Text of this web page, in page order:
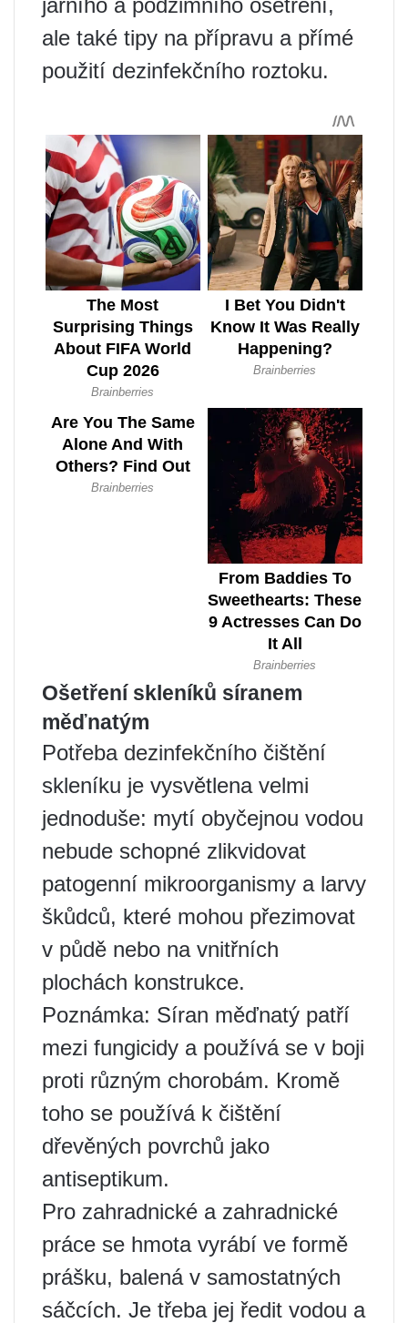
ale také tipy na přípravu a přímé
použití dezinfekčního roztoku.
Ošetření skleníků síranem
měďnatým
Potřeba dezinfekčního čištění
skleníku je vysvětlena velmi
jednoduše: mytí obyčejnou vodou
nebude schopné zlikvidovat
patogenní mikroorganismy a larvy
škůdců, které mohou přezimovat
v půdě nebo na vnitřních
plochách konstrukce.
Poznámka: Síran měďnatý patří
mezi fungicidy a používá se v boji
proti různým chorobám. Kromě
toho se používá k čištění
dřevěných povrchů jako
antiseptikum.
Pro zahradnické a zahradnické
práce se hmota vyrábí ve formě
prášku, balená v samostatných
sáčcích. Je třeba jej ředit vodou a